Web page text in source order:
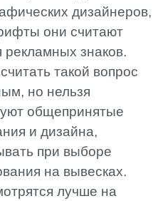
дизайнеров,
они считают
знаков.
такой вопрос
но нельзя
общепринятые
и дизайна,
при выборе
на вывесках.
лучше на